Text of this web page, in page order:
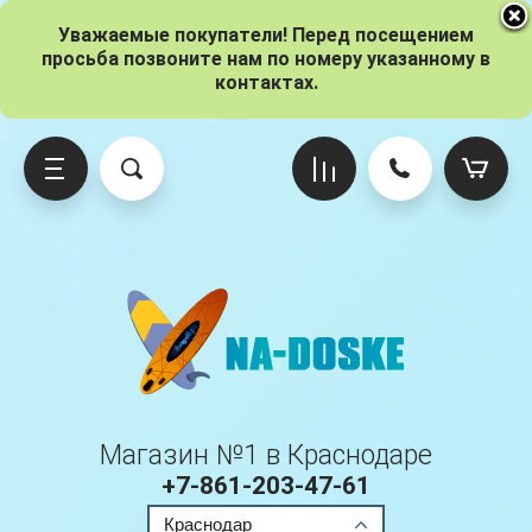
Уважаемые покупатели! Перед посещением
просьба позвоните нам по номеру указанному в
контактах.
Aqua Marina
One
Pro
Sport
Плавники
10.6 (320 см)
12 (365 см)
Магазин №1 в Краснодаре
+7-861-203-47-61
Краснодар